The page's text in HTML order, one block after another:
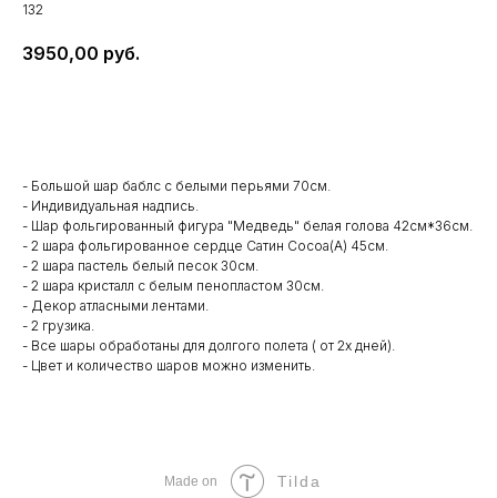
132
3950,00 руб.
- Большой шар баблс с белыми перьями 70см.
- Индивидуальная надпись.
- Шар фольгированный фигура "Медведь" белая голова 42см*36см.
- 2 шара фольгированное сердце Сатин Cocoa(А) 45см.
- 2 шара пастель белый песок 30см.
- 2 шара кристалл с белым пенопластом 30см.
- Декор атласными лентами.
- 2 грузика.
- Все шары обработаны для долгого полета ( от 2х дней).
- Цвет и количество шаров можно изменить.
Made on Tilda